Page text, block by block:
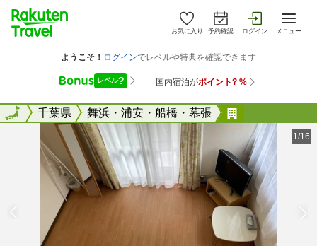
お気に入り 予約確認 ログイン メニュー
全国千葉県 舞浜・浦安・船橋・幕張
全国
1/16